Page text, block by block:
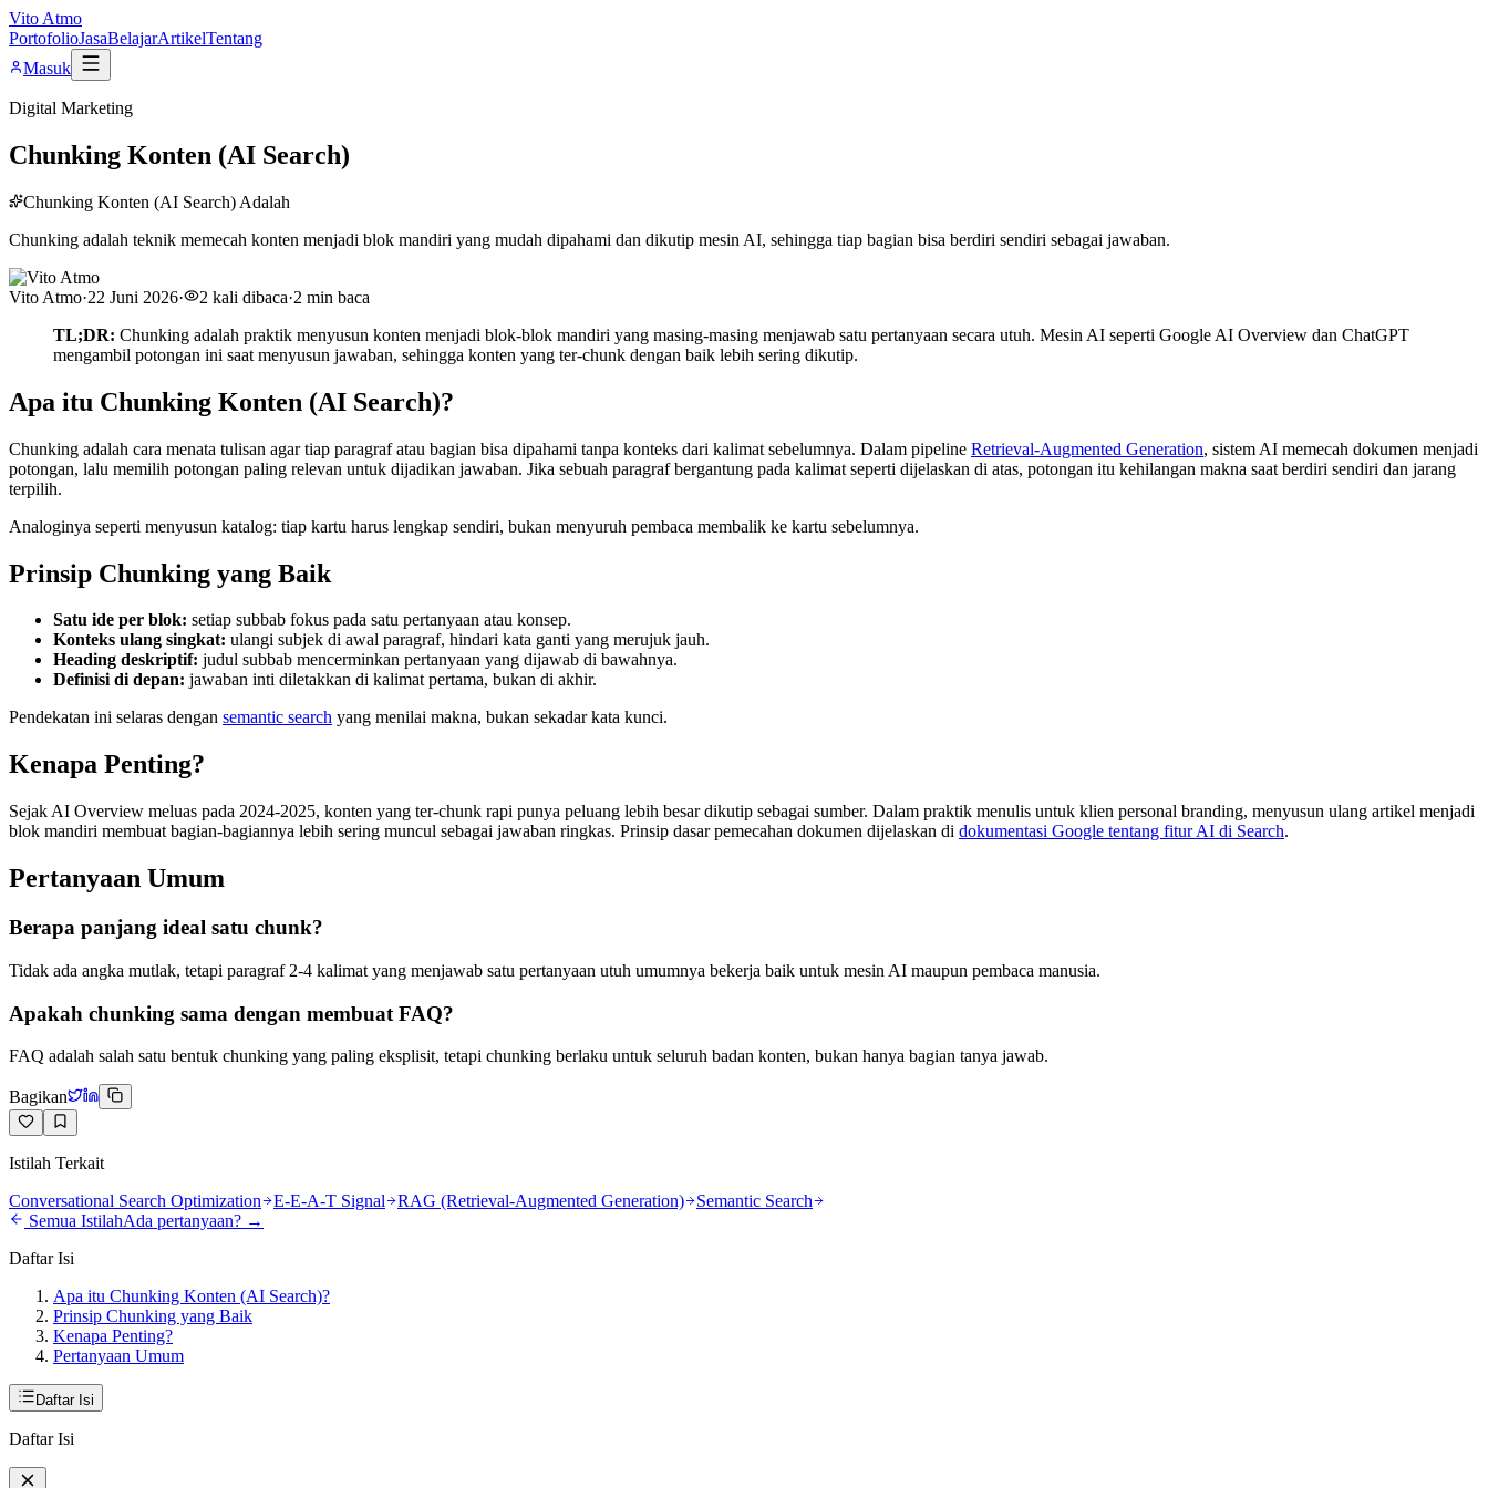
Vito Atmo
PortofolioJasaBelajarArtikelTentang
Masuk
Digital Marketing
Chunking Konten (AI Search)
Chunking Konten (AI Search) Adalah
Chunking adalah teknik memecah konten menjadi blok mandiri yang mudah dipahami dan dikutip mesin AI, sehingga tiap bagian bisa berdiri sendiri sebagai jawaban.
Vito Atmo·22 Juni 2026· 2 kali dibaca·2 min baca
TL;DR: Chunking adalah praktik menyusun konten menjadi blok-blok mandiri yang masing-masing menjawab satu pertanyaan secara utuh. Mesin AI seperti Google AI Overview dan ChatGPT
mengambil potongan ini saat menyusun jawaban, sehingga konten yang ter-chunk dengan baik lebih sering dikutip.
Apa itu Chunking Konten (AI Search)?
Chunking adalah cara menata tulisan agar tiap paragraf atau bagian bisa dipahami tanpa konteks dari kalimat sebelumnya. Dalam pipeline Retrieval-Augmented Generation, sistem AI memecah dokumen menjadi
potongan, lalu memilih potongan paling relevan untuk dijadikan jawaban. Jika sebuah paragraf bergantung pada kalimat seperti dijelaskan di atas, potongan itu kehilangan makna saat berdiri sendiri dan jarang
terpilih.
Analoginya seperti menyusun katalog: tiap kartu harus lengkap sendiri, bukan menyuruh pembaca membalik ke kartu sebelumnya.
Prinsip Chunking yang Baik
Satu ide per blok: setiap subbab fokus pada satu pertanyaan atau konsep.
Konteks ulang singkat: ulangi subjek di awal paragraf, hindari kata ganti yang merujuk jauh.
Heading deskriptif: judul subbab mencerminkan pertanyaan yang dijawab di bawahnya.
Definisi di depan: jawaban inti diletakkan di kalimat pertama, bukan di akhir.
Pendekatan ini selaras dengan semantic search yang menilai makna, bukan sekadar kata kunci.
Kenapa Penting?
Sejak AI Overview meluas pada 2024-2025, konten yang ter-chunk rapi punya peluang lebih besar dikutip sebagai sumber. Dalam praktik menulis untuk klien personal branding, menyusun ulang artikel menjadi
blok mandiri membuat bagian-bagiannya lebih sering muncul sebagai jawaban ringkas. Prinsip dasar pemecahan dokumen dijelaskan di dokumentasi Google tentang fitur AI di Search.
Pertanyaan Umum
Berapa panjang ideal satu chunk?
Tidak ada angka mutlak, tetapi paragraf 2-4 kalimat yang menjawab satu pertanyaan utuh umumnya bekerja baik untuk mesin AI maupun pembaca manusia.
Apakah chunking sama dengan membuat FAQ?
FAQ adalah salah satu bentuk chunking yang paling eksplisit, tetapi chunking berlaku untuk seluruh badan konten, bukan hanya bagian tanya jawab.
Bagikan
Istilah Terkait
Conversational Search Optimization
E-E-A-T Signal RAG (Retrieval-Augmented Generation)
Semantic Search
Semua IstilahAda pertanyaan? →
Daftar Isi
Apa itu Chunking Konten (AI Search)?
Prinsip Chunking yang Baik
Kenapa Penting?
Pertanyaan Umum
Daftar Isi
Daftar Isi